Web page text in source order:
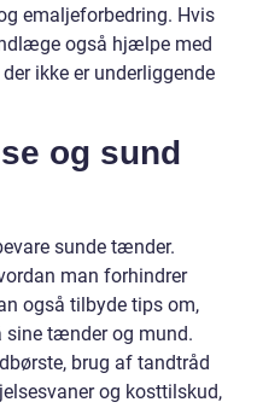
emaljeforbedring. Hvis
også hjælpe med
ikke er underliggende
og sund
sunde tænder.
man forhindrer
også tilbyde tips om,
sine tænder og mund.
brug af tandtråd
og kosttilskud,